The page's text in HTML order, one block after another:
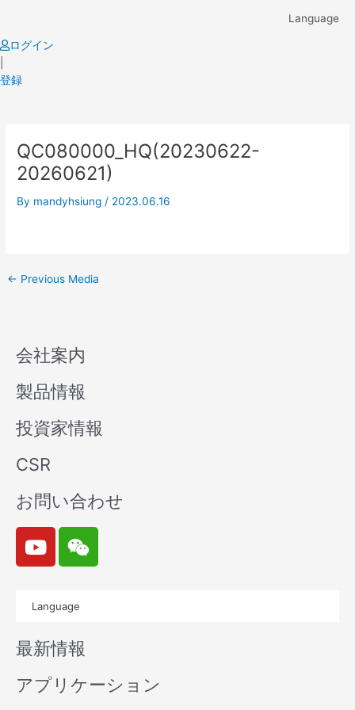
content
Language
ログイン
登録
QC080000_HQ(20230622-
20260621)
By mandyhsiung / 2023.06.16
navigation
← Previous Media
会社案内
製品情報
投資家情報
CSR
お問い合わせ
Y
o
u
b
e
W
e
i
n
Language
最新情報
アプリケーション